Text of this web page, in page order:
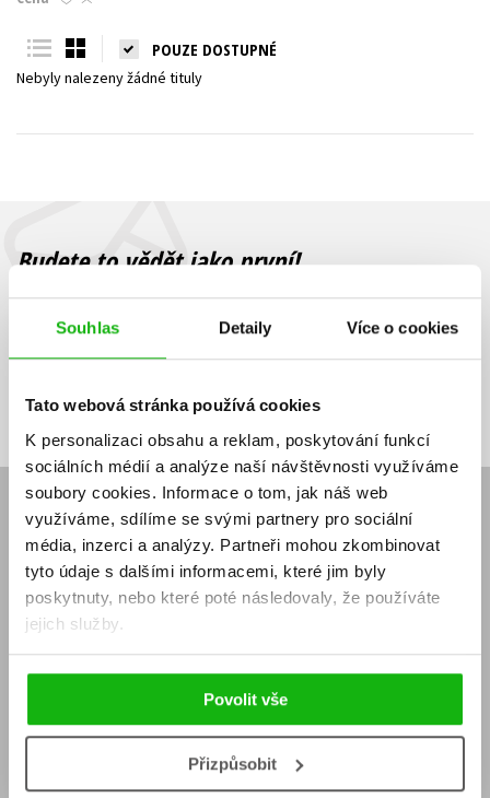
Souhlas Detaily Více o cookies
Tato webová stránka používá cookies
K personalizaci obsahu a reklam, poskytování funkcí
sociálních médií a analýze naší návštěvnosti využíváme
soubory cookies. Informace o tom, jak náš web
využíváme, sdílíme se svými partnery pro sociální
média, inzerci a analýzy. Partneři mohou zkombinovat
tyto údaje s dalšími informacemi, které jim byly
poskytnuty, nebo které poté následovaly, že používáte
jejich služby.
Povolit vše
Přizpůsobit
Young adult (SK)
Všechny tituly
POUZE DOSTUPNÉ
Nebyly nalezeny žádné tituly
Budete to vědět jako první!
Zajímá Vás, jaký knižní hit právě vychází, na jaké zboží je výhodná
sleva, jaká běží soutěž o ceny? Přihlášením k odběru našich e-
souhlasíte se zpracováním osobních údajů
mailová
adresa
mailová
adresa
Vaše e-mailová adresa Přihlásit se
E-SHOP
Aktuality
Naši autoři
Obchodní podmínky
Jak nakoupit
Knižní novinky
Dárkové poukazy
Affiliate program
KONTAKTY
Sídlo společnosti
Kontakty Albatros Media